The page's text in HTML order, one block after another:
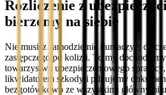
Rozliczenie z
bierzemy na siebie
Nie musisz samodzielnie tłumaczyć,
zastępczego po kolizji. To my
towarzystwa ubezpieczeniowego
likwidatorem szkody i pilnujemy
bezgotówkowo ze wszystkimi głównymi